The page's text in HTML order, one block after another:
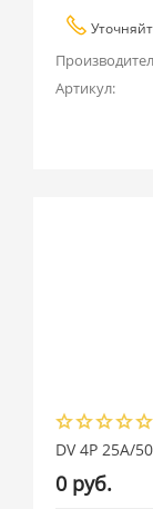
Артикул:
DV 4P 25А/
0 руб.